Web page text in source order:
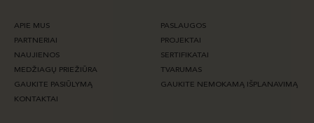
APIE MUS
PASLAUGOS
PARTNERIAI
PROJEKTAI
NAUJIENOS
SERTIFIKATAI
MEDŽIAGŲ PRIEŽIŪRA
TVARUMAS
GAUKITE PASIŪLYMĄ
GAUKITE NEMOKAMĄ IŠPLANAVIMĄ
KONTAKTAI